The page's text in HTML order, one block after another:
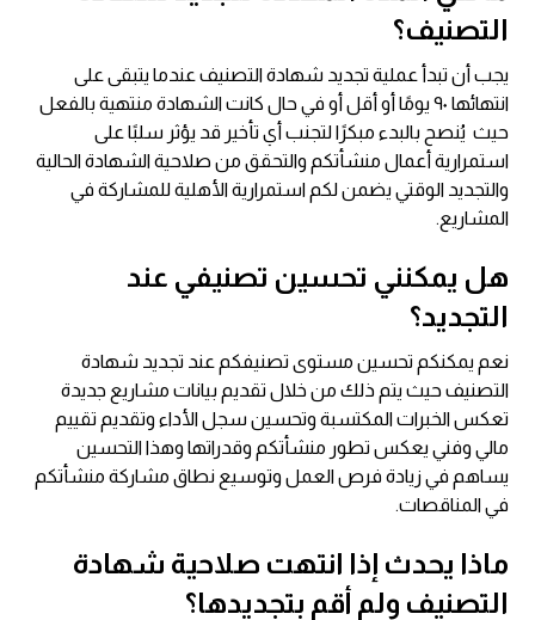
التصنيف؟
يجب أن تبدأ عملية تجديد شهادة التصنيف عندما يتبقى على
انتهائها ٩٠ يومًا أو أقل أو في حال كانت الشهادة منتهية بالفعل
حيث يُنصح بالبدء مبكرًا لتجنب أي تأخير قد يؤثر سلبًا على
استمرارية أعمال منشأتكم والتحقق من صلاحية الشهادة الحالية
والتجديد الوقتي يضمن لكم استمرارية الأهلية للمشاركة في
المشاريع.
هل يمكنني تحسين تصنيفي عند
التجديد؟
نعم يمكنكم تحسين مستوى تصنيفكم عند تجديد شهادة
التصنيف حيث يتم ذلك من خلال تقديم بيانات مشاريع جديدة
تعكس الخبرات المكتسبة وتحسين سجل الأداء وتقديم تقييم
مالي وفني يعكس تطور منشأتكم وقدراتها وهذا التحسين
يساهم في زيادة فرص العمل وتوسيع نطاق مشاركة منشأتكم
في المناقصات.
ماذا يحدث إذا انتهت صلاحية شهادة
التصنيف ولم أقم بتجديدها؟